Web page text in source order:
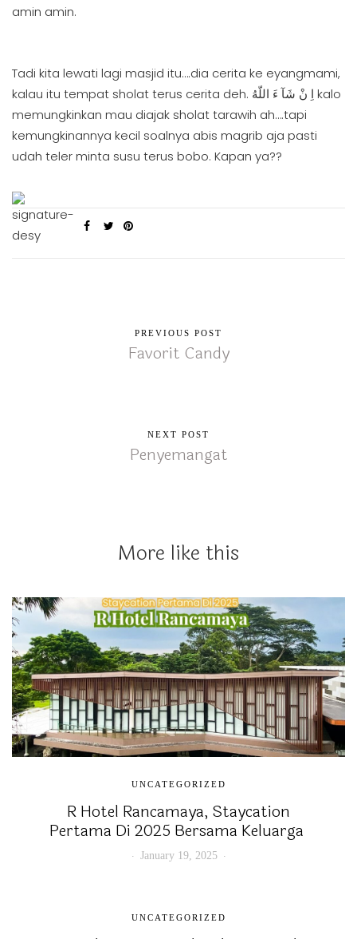
amin amin.
Tadi kita lewati lagi masjid itu….dia cerita ke eyangmami,
kalau itu tempat sholat terus cerita deh. ​اِ نْ شَآ ءَ اللّهُ kalo
memungkinkan mau diajak sholat tarawih ah….tapi
kemungkinannya kecil soalnya abis magrib aja pasti
udah teler minta susu terus bobo. Kapan ya??
PREVIOUS POST
Favorit Candy
NEXT POST
Penyemangat
More like this
UNCATEGORIZED
R Hotel Rancamaya, Staycation
Pertama Di 2025 Bersama Keluarga
January 19, 2025
UNCATEGORIZED